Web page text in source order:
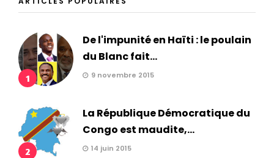
1
De l'impunité en Haïti : le poulain
du Blanc fait...
9 novembre 2015
2
La République Démocratique du
Congo est maudite,...
14 juin 2015